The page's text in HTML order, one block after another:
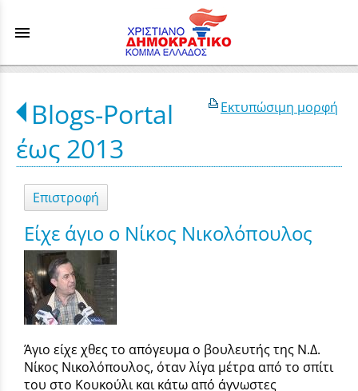
menu
Εκτυπώσιμη μορφή
Blogs-Portal
έως 2013
Επιστροφή
Είχε άγιο ο Νίκος Νικολόπουλος
Άγιο είχε χθες το απόγευμα ο βουλευτής της Ν.Δ.
Νίκος Νικολόπουλος, όταν λίγα μέτρα από το σπίτι
του στο Κουκούλι και κάτω από άγνωστες